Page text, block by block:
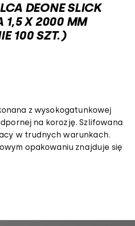
DEONE SLICK
1,5 X 2000 MM
100 SZT.)
z wysokogatunkowej
na korozję. Szlifowana
w trudnych warunkach.
opakowaniu znajduje się